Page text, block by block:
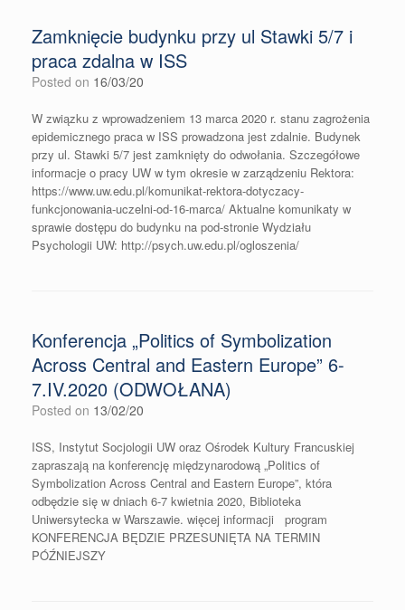
Zamknięcie budynku przy ul Stawki 5/7 i
praca zdalna w ISS
Posted on 16/03/20
W związku z wprowadzeniem 13 marca 2020 r. stanu zagrożenia
epidemicznego praca w ISS prowadzona jest zdalnie. Budynek
przy ul. Stawki 5/7 jest zamknięty do odwołania. Szczegółowe
informacje o pracy UW w tym okresie w zarządzeniu Rektora:
https://www.uw.edu.pl/komunikat-rektora-dotyczacy-
funkcjonowania-uczelni-od-16-marca/ Aktualne komunikaty w
sprawie dostępu do budynku na pod-stronie Wydziału
Psychologii UW: http://psych.uw.edu.pl/ogloszenia/
Konferencja „Politics of Symbolization
Across Central and Eastern Europe” 6-
7.IV.2020 (ODWOŁANA)
Posted on 13/02/20
ISS, Instytut Socjologii UW oraz Ośrodek Kultury Francuskiej
zapraszają na konferencję międzynarodową „Politics of
Symbolization Across Central and Eastern Europe”, która
odbędzie się w dniach 6-7 kwietnia 2020, Biblioteka
Uniwersytecka w Warszawie. więcej informacji program
KONFERENCJA BĘDZIE PRZESUNIĘTA NA TERMIN
PÓŹNIEJSZY